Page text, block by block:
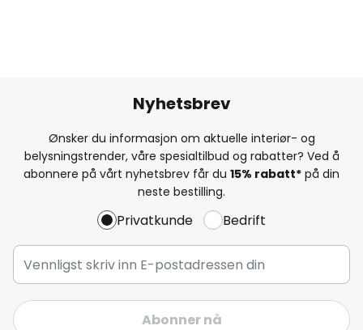
Nyhetsbrev
Ønsker du informasjon om aktuelle interiør- og
belysningstrender, våre spesialtilbud og rabatter? Ved å
abonnere på vårt nyhetsbrev får du 15% rabatt* på din
neste bestilling.
Privatkunde Bedrift
Abonner nå